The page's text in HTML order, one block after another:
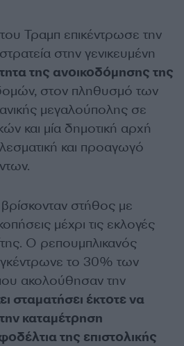
Τραμπ επικέντρωσε την
στην γενικευμένη
της ανοικοδόμησης της
στον πληθυσμό των
μεγαλούπολης σε
και μία δημοτική αρχή
και προαγωγό
στήθος με
μέχρι τις εκλογές
Ο ρεπουμπλικανός
το 30% των
ακολούθησαν την
σταματήσει έκτοτε να
καταμέτρηση
της επιστολικής